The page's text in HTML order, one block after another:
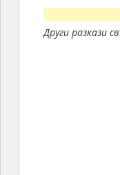
Други разкази